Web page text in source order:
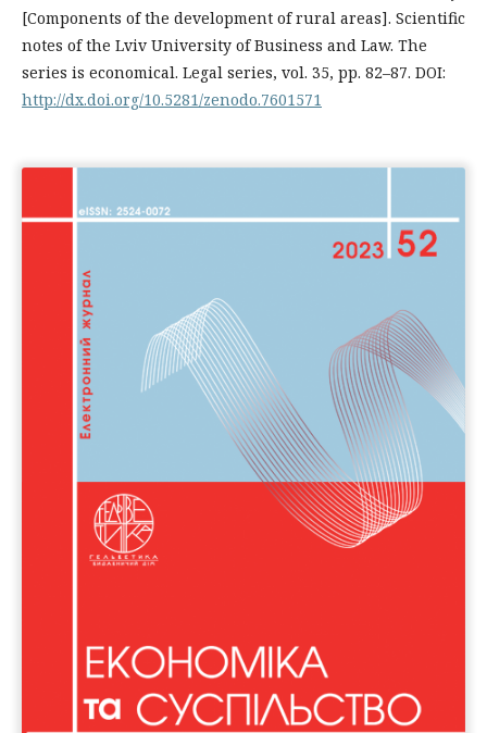
[Components of the development of rural areas]. Scientific
notes of the Lviv University of Business and Law. The
series is economical. Legal series, vol. 35, pp. 82–87. DOI:
http://dx.doi.org/10.5281/zenodo.7601571